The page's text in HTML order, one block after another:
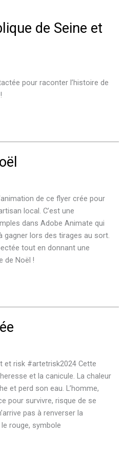
de Seine et
pour raconter l’histoire de
de ce flyer crée pour
local. C’est une
dans Adobe Animate qui
gagner lors des tirages au sort.
tout en donnant une
de Noël !
et risk #artetrisk2024 Cette
et la canicule. La chaleur
et perd son eau. L’homme,
pour survivre, risque de se
pas à renverser la
rouge, symbole